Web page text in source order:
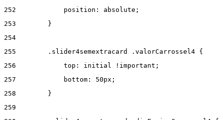
252
            position: absolute;
253
        }
254
255
        .slider4semextracard .valorCarrossel4 {
256
            top: initial !important;
257
            bottom: 50px;
258
        }
259